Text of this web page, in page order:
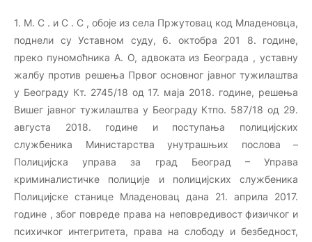
1. М. С . и С . С , обоје из села Пржутовац код Младеновца,
поднели су Уставном суду, 6. октобра 201 8. године,
преко пуномоћника А. О, адвоката из Београда , уставну
жалбу против решења Првог основног јавног тужилаштва
у Београду Кт. 2745/18 од 17. маја 2018. године, решења
Вишег јавног тужилаштва у Београду Ктпо. 587/18 од 29.
августа 2018. године и поступања полицијских
службеника Министарства унутрашњих послова –
Полицијска управа за град Београд – Управа
криминалистичке полиције и полицијских службеника
Полицијске станице Младеновац дана 21. априла 2017.
године , због повреде права на неповредивост физичког и
психичког интегритета, права на слободу и безбедност,